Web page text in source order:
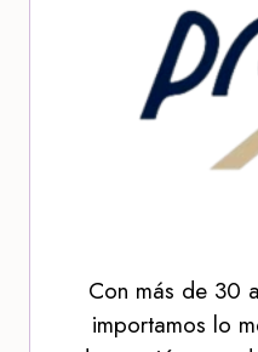
Con más de 30
importamos lo